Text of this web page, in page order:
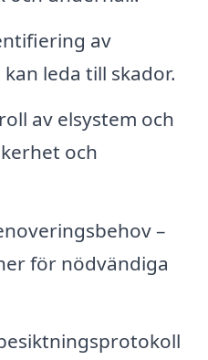
av
leda till skador.
av elsystem och
och
–
för nödvändiga